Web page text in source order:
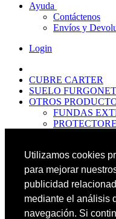
Utilizamos cookies
para mejorar
publicidad
mediante el análisis
navegación. Si
Ayuda
Contáctenos
Envíos y
Login
CUBRE CARTER
SUELO
OTROS
FUNDAS
PREMIUM
BASIC